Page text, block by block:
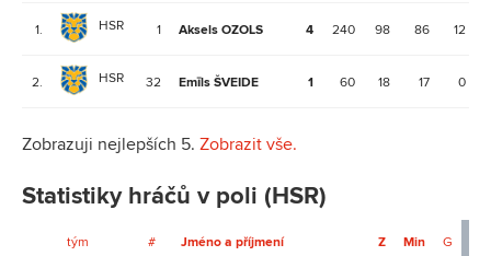
1. HSR 1 Aksels OZOLS 4 240 98 86 12
2. HSR 32 Emīls ŠVEIDE 1 60 18 17 0
Zobrazuji nejlepších 5. Zobrazit vše.
Statistiky hráčů v poli (HSR)
tým # Jméno a příjmení Z Min G